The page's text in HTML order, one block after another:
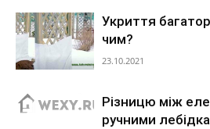
Укриття
чим?
23.10.2021
Різницю між
ручними